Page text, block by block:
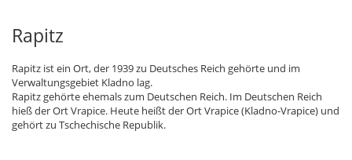
Rapitz
Rapitz ist ein Ort, der 1939 zu Deutsches Reich gehörte und im
Verwaltungsgebiet Kladno lag.
Rapitz gehörte ehemals zum Deutschen Reich. Im Deutschen Reich
hieß der Ort Vrapice. Heute heißt der Ort Vrapice (Kladno-Vrapice) und
gehört zu Tschechische Republik.